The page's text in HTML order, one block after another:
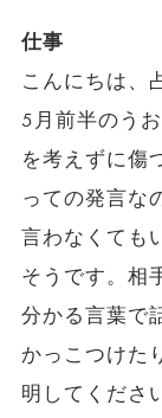
仕事
こんにちは、
5月前半のう
を考えずに傷
っての発言な
言わなくても
そうです。相
分かる言葉で
かっこつけた
明してくださ